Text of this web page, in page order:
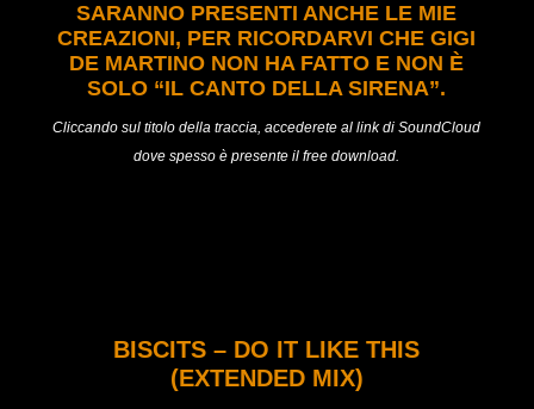
SARANNO PRESENTI ANCHE LE MIE
CREAZIONI, PER RICORDARVI CHE GIGI
DE MARTINO NON HA FATTO E NON È
SOLO “IL CANTO DELLA SIRENA”.
Cliccando sul titolo della traccia, accederete al link di SoundCloud
dove spesso è presente il free download.
BISCITS – DO IT LIKE THIS
(EXTENDED MIX)